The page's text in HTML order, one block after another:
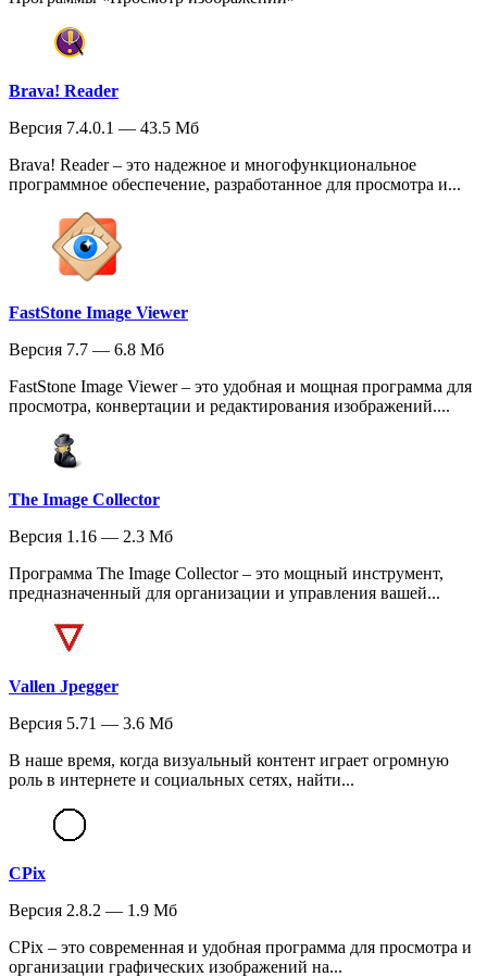
Brava! Reader
Версия 7.4.0.1 — 43.5 Мб
Brava! Reader – это надежное и многофункциональное
программное обеспечение, разработанное для просмотра и...
FastStone Image Viewer
Версия 7.7 — 6.8 Мб
FastStone Image Viewer – это удобная и мощная программа для
просмотра, конвертации и редактирования изображений....
The Image Collector
Версия 1.16 — 2.3 Мб
Программа The Image Collector – это мощный инструмент,
предназначенный для организации и управления вашей...
Vallen Jpegger
Версия 5.71 — 3.6 Мб
В наше время, когда визуальный контент играет огромную
роль в интернете и социальных сетях, найти...
CPix
Версия 2.8.2 — 1.9 Мб
CPix – это современная и удобная программа для просмотра и
организации графических изображений на...